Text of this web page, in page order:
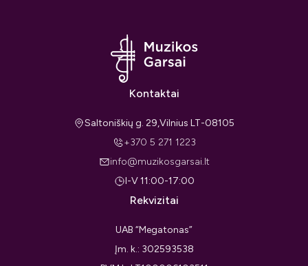
Kontaktai
Saltoniškių g. 29,Vilnius LT-08105
+370 5 271 1223
info@muzikosgarsai.lt
I-V 11:00-17:00
Rekvizitai
UAB “Megatonas”
Įm. k.: 302593538